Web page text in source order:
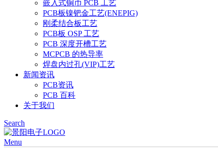
嵌入式铜币 PCB 工艺
PCB板镍钯金工艺(ENEPIG)
刚柔结合板工艺
PCB板 OSP 工艺
PCB 深度开槽工艺
MCPCB 的热导率
焊盘内过孔(VIP)工艺
新闻资讯
PCB资讯
PCB 百科
关于我们
Search
Menu